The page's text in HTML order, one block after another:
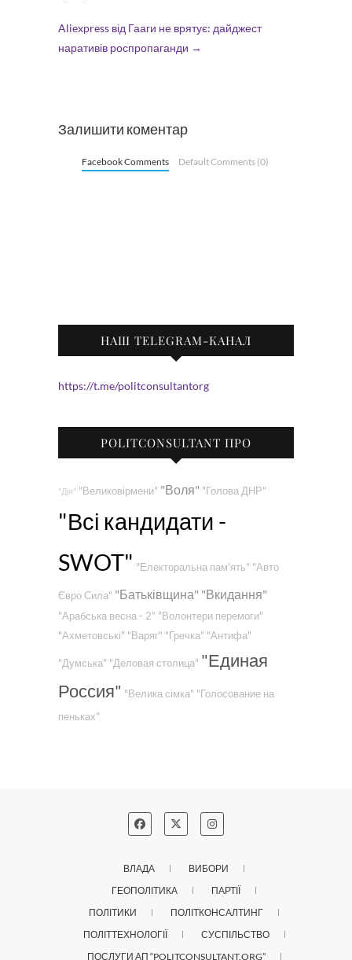
Aliexpress від Гааги не врятує: дайджест
наративів роспропаганди →
Залишити коментар
Facebook Comments Default Comments (0)
НАШ TELEGRAM-КАНАЛ
https://t.me/politconsultantorg
POLITCONSULTANT ПРО
"Дія" "Великовірмени" "Воля" "Голова ДНР"
"Всі кандидати -
SWOT" "Електоральна пам'ять" "Авто
Євро Сила" "Батьківщина" "Вкидання"
"Арабська весна - 2" "Волонтери перемоги"
"Ахметовські" "Варяг" "Гречка" "Антифа"
"Думська" "Деловая столица" "Единая
Россия" "Велика сімка" "Голосование на
пеньках"
ВЛАДА
ВИБОРИ
ГЕОПОЛІТИКА
ПАРТІЇ
ПОЛІТИКИ
ПОЛІТКОНСАЛТИНГ
ПОЛІТТЕХНОЛОГІЇ
СУСПІЛЬСТВО
ПОСЛУГИ АП “POLITCONSULTANT.ORG”